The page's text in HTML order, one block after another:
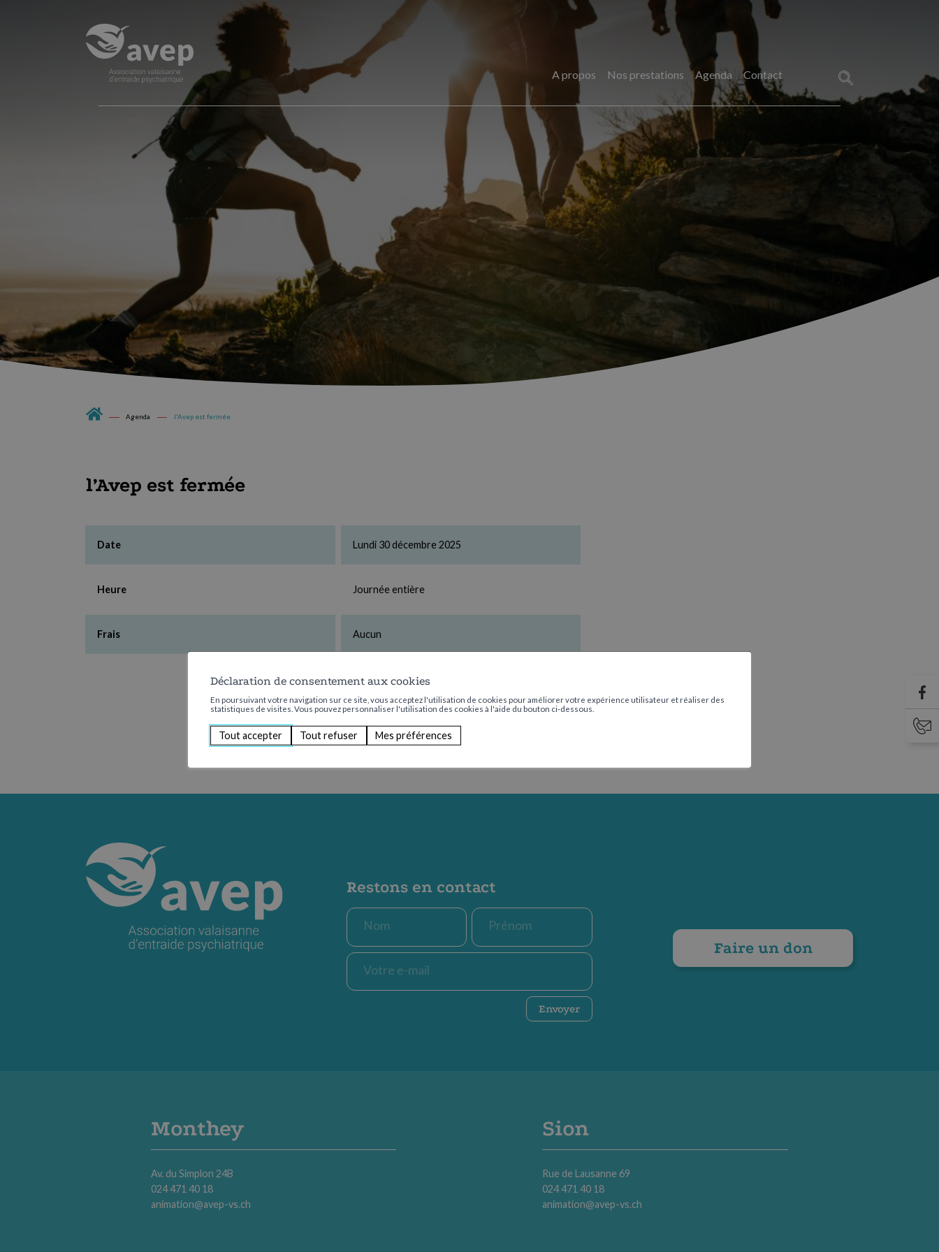
A propos Nos prestations Agenda Contact
Rechercher :
Agenda l'Avep est fermée
l’Avep est fermée
Date Lundi 30 décembre 2025
Heure Journée entière
Frais Aucun
Restons en contact
Nom Prénom
E-
mail
*
Envoyer
Faire un don
Monthey
Av. du Simplon 24B
024 471 40 18
animation@avep-vs.ch
Sion
Rue de Lausanne 69
024 471 40 18
animation@avep-vs.ch
Déclaration de consentement aux cookies
En poursuivant votre navigation sur ce site, vous acceptez l'utilisation de cookies pour améliorer votre expérience utilisateur et réaliser des
statistiques de visites. Vous pouvez personnaliser l'utilisation des cookies à l'aide du bouton ci-dessous.
Tout accepter Tout refuser Mes préférences